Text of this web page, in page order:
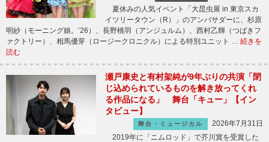
夏休みの人気イベント「大昆虫展 in 東京スカ
イツリータウン（R）」のアンバサダーに、杉原
明紗（モーニング娘。’26）、長野桃羽（アンジュルム）、西村乙輝（つばきフ
ァクトリー）、相馬優芽（ロージークロニクル）による特別ユニット … 続きを
読む
瀬戸康史と有村架純が9年ぶりの共演「閉
じ込められているものを解き放ってくれ
る作品になる」 舞台「キュー」【イン
タビュー】
舞台・ミュージカル
2026年7月31日
2019年に「ニムロッド」で芥川賞を受賞した